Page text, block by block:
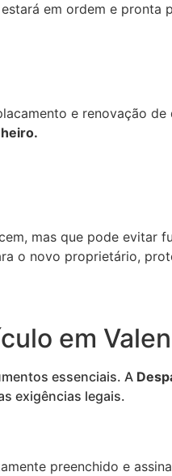
em ordem e pronta
e renovação
mas que pode evitar
o novo proprietário,
em
essenciais. A
exigências legais.
preenchido e